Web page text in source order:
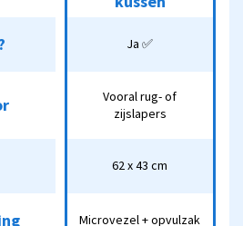
Ja ✅
voor
Vooral rug- of
zijslapers
62 x 43 cm
Microvezel + opvulzak
Ja ✅
Vooral rug- of
zijslapers
62 x 43 cm
Microvezel + opvulzak